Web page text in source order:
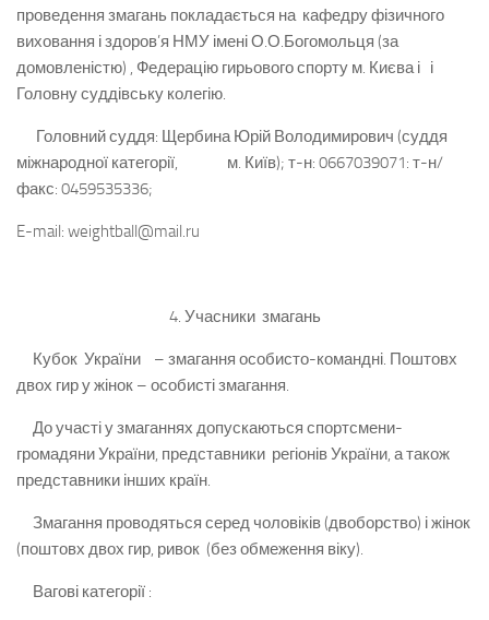
проведення змагань покладається на кафедру фізичного
виховання і здоров’я НМУ імені О.О.Богомольця (за
домовленістю) , Федерацію гирьового спорту м. Києва і і
Головну суддівську колегію.
Головний суддя: Щербина Юрій Володимирович (суддя
міжнародної категорії, м. Київ); т-н: 0667039071: т-н/
факс: 0459535336;
E-mail: weightball@mail.ru
4. Учасники змагань
Кубок України – змагання особисто-командні. Поштовх
двох гир у жінок – особисті змагання.
До участі у змаганнях допускаються спортсмени-
громадяни України, представники регіонів України, а також
представники інших країн.
Змагання проводяться серед чоловіків (двоборство) і жінок
(поштовх двох гир, ривок (без обмеження віку).
Вагові категорії :